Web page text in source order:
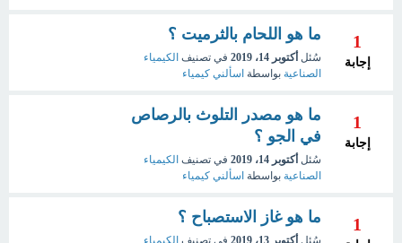
1
إجابة
ما هو اللحام بالثرميت ؟
سُئل أكتوبر 14، 2019 في تصنيف الكيمياء
الصناعية بواسطة اسألني كيمياء
1
إجابة
ما هو مصدر التلوث بالرصاص
في الجو ؟
سُئل أكتوبر 14، 2019 في تصنيف الكيمياء
الصناعية بواسطة اسألني كيمياء
1 ما هو غاز الاستصباح ؟
سُئل أكتوبر 13، 2019 في تصنيف الكيمياء